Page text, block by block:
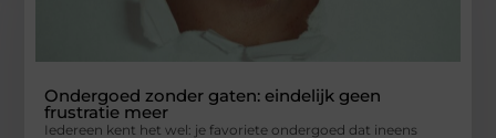
Ondergoed zonder gaten: eindelijk geen
frustratie meer
Iedereen kent het wel: je favoriete ondergoed dat ineens